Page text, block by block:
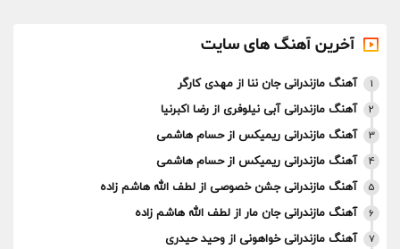
آخرین آهنگ های سایت
1 آهنگ مازندرانی جان ننا از مهدی کارگر
2 آهنگ مازندرانی آبی نیلوفری از رضا اکبرنیا
3 آهنگ مازندرانی ریمیکس از حسام هاشمی
4 آهنگ مازندرانی ریمیکس از حسام هاشمی
5 آهنگ مازندرانی جشن خصوصی از لطف الله هاشم زاده
6 آهنگ مازندرانی جان مار از لطف الله هاشم زاده
7 آهنگ مازندرانی خواهونی از وحید حیدری